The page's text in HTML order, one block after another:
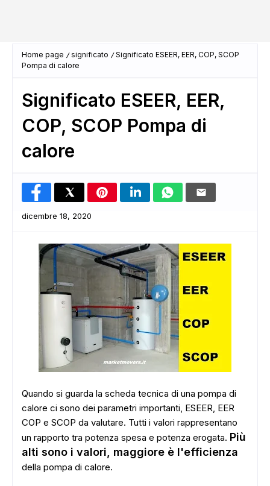
Home page significato
Significato ESEER, EER, COP, SCOP
Pompa di calore
Significato ESEER, EER,
COP, SCOP Pompa di
calore
dicembre 18, 2020
Quando si guarda la scheda tecnica di una pompa di
calore ci sono dei parametri importanti, ESEER, EER
COP e SCOP da valutare. Tutti i valori rappresentano
un rapporto tra potenza spesa e potenza erogata. Più
alti sono i valori, maggiore è l'efficienza
della pompa di calore.